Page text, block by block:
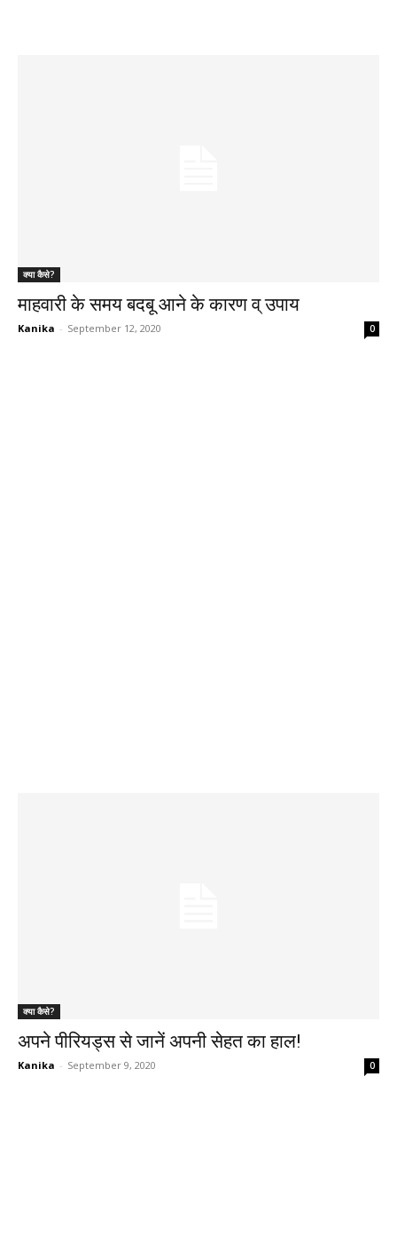
क्या कैसे?
माहवारी के समय बदबू आने के कारण व् उपाय
Kanika - September 12, 2020 0
क्या कैसे?
अपने पीरियड्स से जानें अपनी सेहत का हाल!
Kanika - September 9, 2020 0